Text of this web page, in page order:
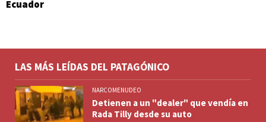
Ecuador
LAS MÁS LEÍDAS DEL PATAGÓNICO
NARCOMENUDEO
Detienen a un "dealer" que vendía en
Rada Tilly desde su auto